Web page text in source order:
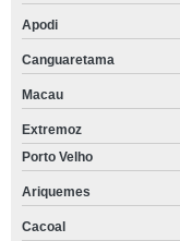
Apodi
Canguaretama
Macau
Extremoz
Porto Velho
Ariquemes
Cacoal